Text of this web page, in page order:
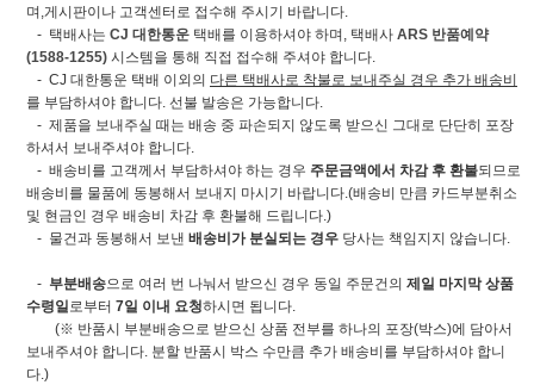
며,게시판이나 고객센터로 접수해 주시기 바랍니다.
- 택배사는 CJ 대한통운 택배를 이용하셔야 하며, 택배사 ARS 반품예약
(1588-1255) 시스템을 통해 직접 접수해 주셔야 합니다.
- CJ 대한통운 택배 이외의 다른 택배사로 착불로 보내주실 경우 추가 배송비
를 부담하셔야 합니다. 선불 발송은 가능합니다.
- 제품을 보내주실 때는 배송 중 파손되지 않도록 받으신 그대로 단단히 포장
하셔서 보내주셔야 합니다.
- 배송비를 고객께서 부담하셔야 하는 경우 주문금액에서 차감 후 환불되므로
배송비를 물품에 동봉해서 보내지 마시기 바랍니다.(배송비 만큼 카드부분취소
및 현금인 경우 배송비 차감 후 환불해 드립니다.)
- 물건과 동봉해서 보낸 배송비가 분실되는 경우 당사는 책임지지 않습니다.
- 부분배송으로 여러 번 나눠서 받으신 경우 동일 주문건의 제일 마지막 상품
수령일로부터 7일 이내 요청하시면 됩니다.
(※ 반품시 부분배송으로 받으신 상품 전부를 하나의 포장(박스)에 담아서
보내주셔야 합니다. 분할 반품시 박스 수만큼 추가 배송비를 부담하셔야 합니
다.)